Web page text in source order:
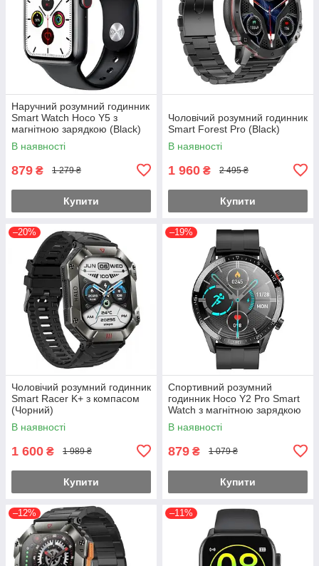
Наручний розумний годинник
Smart Watch Hoco Y5 з
магнітною зарядкою (Black)
В наявності
879 ₴ 1 279 ₴
Купити
Чоловічий розумний годинник
Smart Forest Pro (Black)
В наявності
1 960 ₴ 2 495 ₴
Купити
–20%
Чоловічий розумний годинник
Smart Racer K+ з компасом
(Чорний)
В наявності
1 600 ₴ 1 989 ₴
Купити
–19%
Спортивний розумний
годинник Hoco Y2 Pro Smart
Watch з магнітною зарядкою
(Чорний)
В наявності
879 ₴ 1 079 ₴
Купити
–12% –11%